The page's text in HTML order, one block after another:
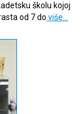
školu kojoj
od 7 do više…